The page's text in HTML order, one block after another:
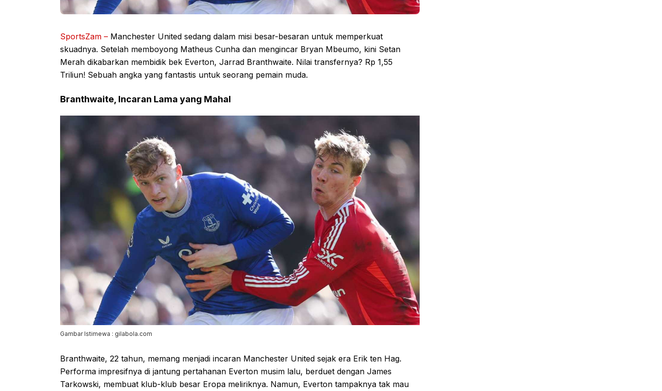
SportsZam – Manchester United sedang dalam misi besar-besaran untuk memperkuat
skuadnya. Setelah memboyong Matheus Cunha dan mengincar Bryan Mbeumo, kini Setan
Merah dikabarkan membidik bek Everton, Jarrad Branthwaite. Nilai transfernya? Rp 1,55
Triliun! Sebuah angka yang fantastis untuk seorang pemain muda.
Branthwaite, Incaran Lama yang Mahal
Gambar Istimewa : gilabola.com
Branthwaite, 22 tahun, memang menjadi incaran Manchester United sejak era Erik ten Hag.
Performa impresifnya di jantung pertahanan Everton musim lalu, berduet dengan James
Tarkowski, membuat klub-klub besar Eropa meliriknya. Namun, Everton tampaknya tak mau